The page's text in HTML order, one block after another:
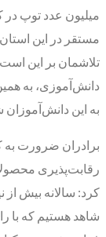
میلیون عدد توپ در
مستقر در این
دانش‌آموزی، به
به این دانش‌آموزان
برادران ضرورت به
رقابت‌پذیری
کرد: سالانه بیش از
شاهد هستیم که با